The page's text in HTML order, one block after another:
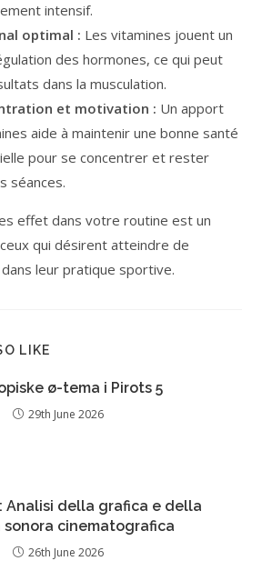
intensif.
optimal : Les vitamines jouent un
des hormones, ce qui peut
dans la musculation.
et motivation : Un apport
aide à maintenir une bonne santé
pour se concentrer et rester
séances.
effet dans votre routine est un
qui désirent atteindre de
leur pratique sportive.
LIKE
ø-tema i Pirots 5
29th June 2026
Analisi della grafica e della
sonora cinematografica
26th June 2026